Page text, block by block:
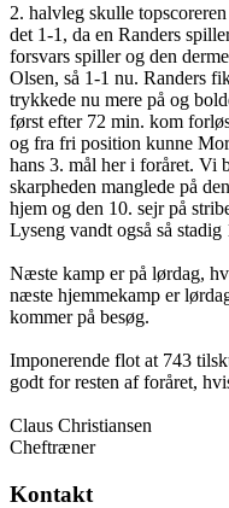
2. halvleg skulle
det 1-1, da en Randers
forsvars spiller og den
Olsen, så 1-1 nu. Randers
trykkede nu mere på og
først efter 72 min. kom
og fra fri position kunne
hans 3. mål her i foråret. Vi
skarpheden manglede på
hjem og den 10. sejr på
Lyseng vandt også så stadig
Næste kamp er på lørdag,
næste hjemmekamp er
kommer på besøg.
Imponerende flot at 743
godt for resten af foråret,
Claus Christiansen
Cheftræner
Kontakt